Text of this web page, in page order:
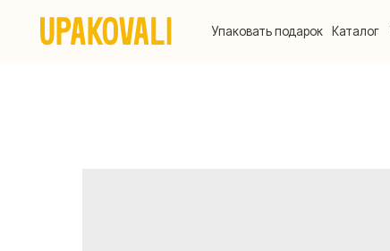
Упаковать подарок Каталог Услуги